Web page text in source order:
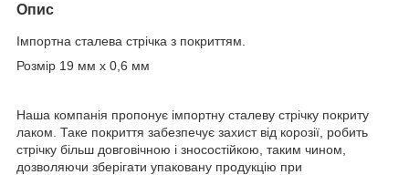
Опис
Імпортна сталева стрічка з покриттям.
Розмір 19 мм х 0,6 мм
Наша компанія пропонує імпортну сталеву стрічку покриту
лаком. Таке покриття забезпечує захист від корозії, робить
стрічку більш довговічною і зносостійкою, таким чином,
дозволяючи зберігати упаковану продукцію при